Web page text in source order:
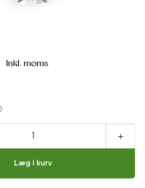
Inkl. moms
Læg i kurv